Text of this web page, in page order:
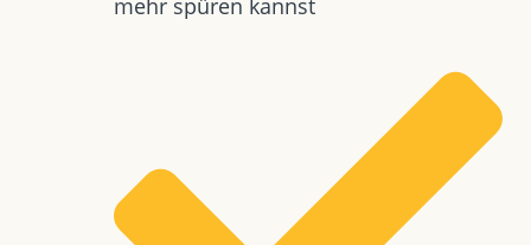
mehr spüren kannst